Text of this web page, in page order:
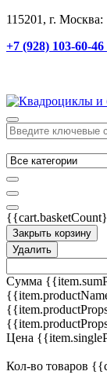
115201, г.
+7 (928) 103-60-46
Закрыть корзину
Удалить
Сумма
Цена
Кол-во товаров